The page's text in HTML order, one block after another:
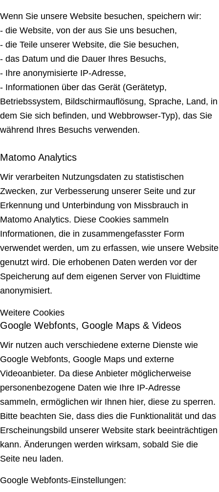
Wenn Sie unsere Website besuchen, speichern wir:
- die Website, von der aus Sie uns besuchen,
- die Teile unserer Website, die Sie besuchen,
- das Datum und die Dauer Ihres Besuchs,
- Ihre anonymisierte IP-Adresse,
- Informationen über das Gerät (Gerätetyp,
Betriebssystem, Bildschirmauflösung, Sprache, Land, in
dem Sie sich befinden, und Webbrowser-Typ), das Sie
während Ihres Besuchs verwenden.
Matomo Analytics
Wir verarbeiten Nutzungsdaten zu statistischen
Zwecken, zur Verbesserung unserer Seite und zur
Erkennung und Unterbindung von Missbrauch in
Matomo Analytics. Diese Cookies sammeln
Informationen, die in zusammengefasster Form
verwendet werden, um zu erfassen, wie unsere Website
genutzt wird. Die erhobenen Daten werden vor der
Speicherung auf dem eigenen Server von Fluidtime
anonymisiert.
Weitere Cookies
Google Webfonts, Google Maps & Videos
Wir nutzen auch verschiedene externe Dienste wie
Google Webfonts, Google Maps und externe
Videoanbieter. Da diese Anbieter möglicherweise
personenbezogene Daten wie Ihre IP-Adresse
sammeln, ermöglichen wir Ihnen hier, diese zu sperren.
Bitte beachten Sie, dass dies die Funktionalität und das
Erscheinungsbild unserer Website stark beeinträchtigen
kann. Änderungen werden wirksam, sobald Sie die
Seite neu laden.
Google Webfonts-Einstellungen: